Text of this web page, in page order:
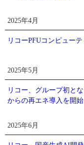
2025年4月
リコーPFUコンピュー
2025年5月
リコー、グループ初と
からの再エネ導入を開始
2025年6月